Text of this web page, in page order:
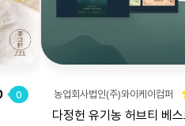
0
농업회사법인(주)와이케이컴퍼
니
다정헌 유기농 허브티 베